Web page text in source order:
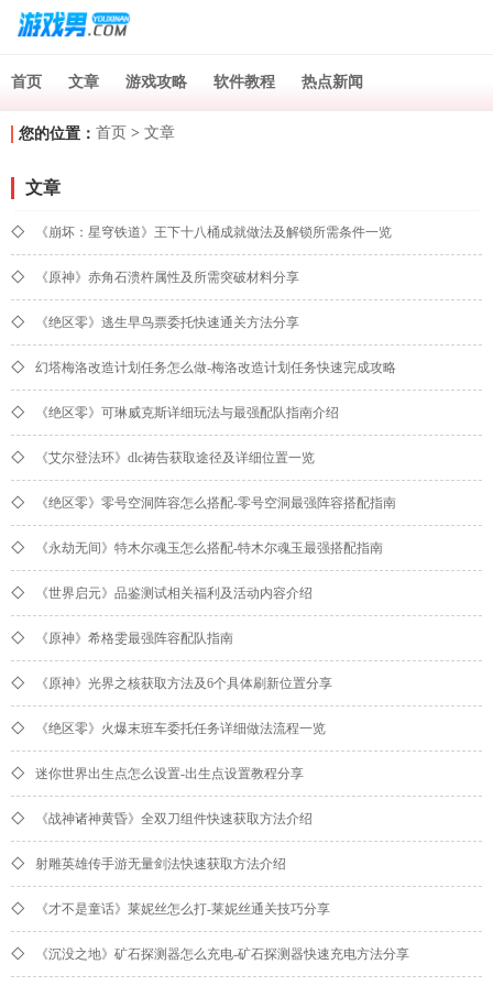
首页 文章 游戏攻略 软件教程 热点新闻
您的位置： 首页 > 文章
文章
◇ 《崩坏：星穹铁道》王下十八桶成就做法及解锁所需条件一览
◇ 《原神》赤角石溃杵属性及所需突破材料分享
◇ 《绝区零》逃生早鸟票委托快速通关方法分享
◇ 幻塔梅洛改造计划任务怎么做-梅洛改造计划任务快速完成攻略
◇ 《绝区零》可琳威克斯详细玩法与最强配队指南介绍
◇ 《艾尔登法环》dlc祷告获取途径及详细位置一览
◇ 《绝区零》零号空洞阵容怎么搭配-零号空洞最强阵容搭配指南
◇ 《永劫无间》特木尔魂玉怎么搭配-特木尔魂玉最强搭配指南
◇ 《世界启元》品鉴测试相关福利及活动内容介绍
◇ 《原神》希格雯最强阵容配队指南
◇ 《原神》光界之核获取方法及6个具体刷新位置分享
◇ 《绝区零》火爆末班车委托任务详细做法流程一览
◇ 迷你世界出生点怎么设置-出生点设置教程分享
◇ 《战神诸神黄昏》全双刀组件快速获取方法介绍
◇ 射雕英雄传手游无量剑法快速获取方法介绍
◇ 《才不是童话》莱妮丝怎么打-莱妮丝通关技巧分享
◇ 《沉没之地》矿石探测器怎么充电-矿石探测器快速充电方法分享